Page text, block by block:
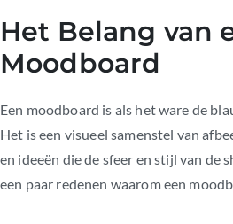
Het Belang van
Moodboard
Een moodboard is als het ware de
Het is een visueel samenstel van
en ideeën die de sfeer en stijl van de
een paar redenen waarom een